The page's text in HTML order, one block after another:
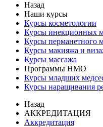
Назад
Наши курсы
Курсы косметологии
Курсы инекционных
Курсы перманетного
Курсы макияжа и
Курсы массажа
Программы НМО
Курсы младших
Курсы наращивания
Назад
АККРЕДИТАЦИЯ
Аккредитация